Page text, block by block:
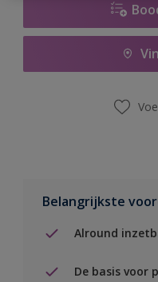
Belangrijkste
Alround
De basis voor